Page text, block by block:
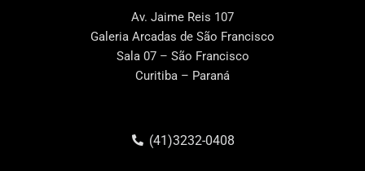
Av. Jaime Reis 107
Galeria Arcadas de São Francisco
Sala 07 – São Francisco
Curitiba – Paraná
(41)3232-0408